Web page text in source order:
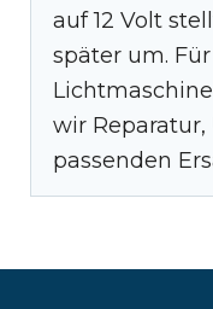
auf 12 Volt
später um.
wir
passenden